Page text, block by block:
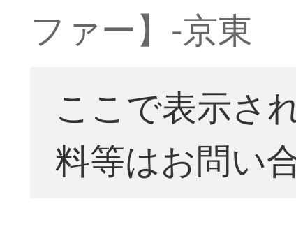
ファー】-京東
ここで表示さ
料等はお問い